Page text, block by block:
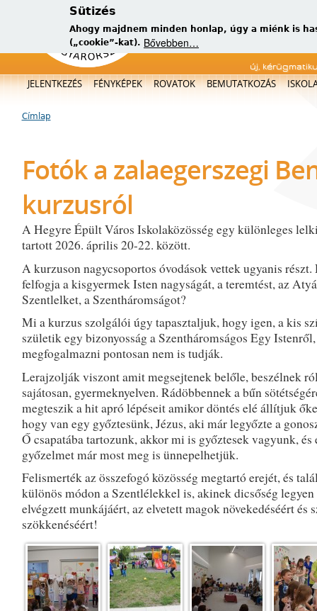
Sütizés
Ahogy majdnem minden honlap, úgy a miénk is
(„cookie”-kat). Bővebben…
új,
Főmenü
JELENTKEZÉS FÉNYKÉPEK ROVATOK BEMUTATKOZÁS
Jelenlegi hely
Címlap
Fotók a zalaegerszegi
kurzusról
A Hegyre Épült Város Iskolaközösség egy különleges
tartott 2026. április 20-22. között.
A kurzuson nagycsoportos óvodások vettek ugyanis részt.
felfogja a kisgyermek Isten nagyságát, a teremtést, az
Szentlelket, a Szentháromságot?
Mi a kurzus szolgálói úgy tapasztaljuk, hogy igen, a kis
születik egy bizonyosság a Szentháromságos Egy
megfogalmazni pontosan nem is tudják.
Lerajzolják viszont amit megsejtenek belőle, beszélnek
sajátosan, gyermeknyelven. Rádöbbennek a bűn
megteszik a hit apró lépéseit amikor döntés elé állítjuk
hogy van egy győztesünk, Jézus, aki már legyőzte a
Ő csapatába tartozunk, akkor mi is győztesek vagyunk, és
győzelmet már most meg is ünnepelhetjük.
Felismerték az összefogó közösség megtartó erejét, és
különös módon a Szentlélekkel is, akinek dicsőség legyen
elvégzett munkájáért, az elvetett magok növekedéséért és
szökkenéséért!